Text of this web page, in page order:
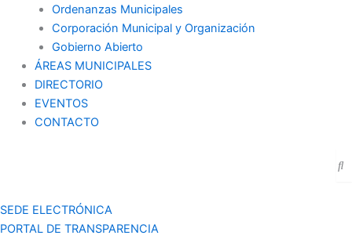
Ordenanzas Municipales
Corporación Municipal y Organización
Gobierno Abierto
ÁREAS MUNICIPALES
DIRECTORIO
EVENTOS
CONTACTO
SEDE ELECTRÓNICA
PORTAL DE TRANSPARENCIA